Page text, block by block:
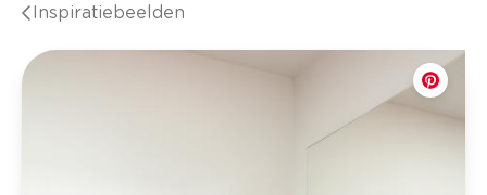
Inspiratiebeelden